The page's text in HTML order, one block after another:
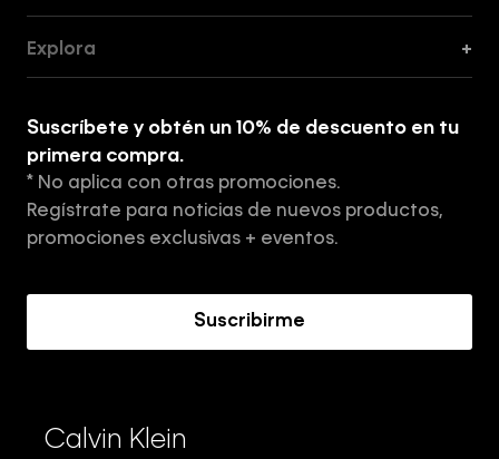
Tiendas
Aviso de privacidad
Términos y Condiciones
Explora +
Suscríbete y obtén un 10% de descuento en tu
primera compra.
* No aplica con otras promociones.
Regístrate para noticias de nuevos productos,
promociones exclusivas + eventos.
Suscribirme
Calvin Klein